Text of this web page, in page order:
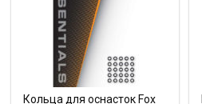
Кольца для оснасток Fox